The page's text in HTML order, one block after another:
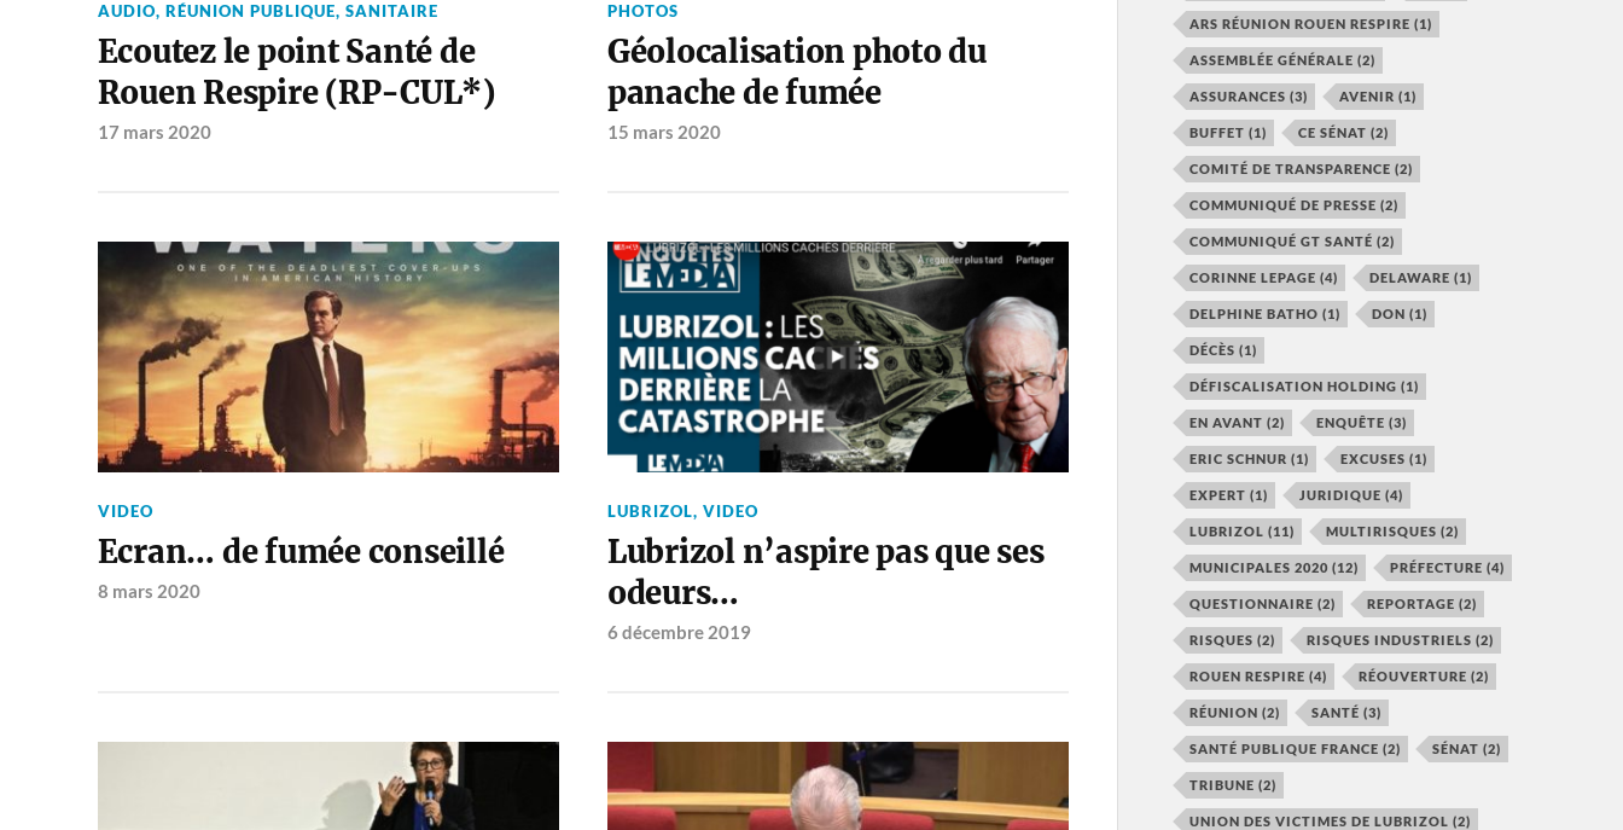
AUDIO, RÉUNION PUBLIQUE, SANITAIRE
Ecoutez le point Santé de
Rouen Respire (RP-CUL*)
17 mars 2020
PHOTOS
Géolocalisation photo du
panache de fumée
15 mars 2020
VIDEO
Ecran… de fumée conseillé
8 mars 2020
LUBRIZOL, VIDEO
Lubrizol n’aspire pas que ses
odeurs…
6 décembre 2019
ARS RÉUNION ROUEN RESPIRE (1)
ASSEMBLÉE GÉNÉRALE (2)
ASSURANCES (3) AVENIR (1)
BUFFET (1) CE SÉNAT (2)
COMITÉ DE TRANSPARENCE (2)
COMMUNIQUÉ DE PRESSE (2)
COMMUNIQUÉ GT SANTÉ (2)
CORINNE LEPAGE (4) DELAWARE (1)
DELPHINE BATHO (1) DON (1)
DÉCÈS (1)
DÉFISCALISATION HOLDING (1)
EN AVANT (2) ENQUÊTE (3)
ERIC SCHNUR (1) EXCUSES (1)
EXPERT (1) JURIDIQUE (4)
LUBRIZOL (11) MULTIRISQUES (2)
MUNICIPALES 2020 (12) PRÉFECTURE (4)
QUESTIONNAIRE (2) REPORTAGE (2)
RISQUES (2) RISQUES INDUSTRIELS (2)
ROUEN RESPIRE (4) RÉOUVERTURE (2)
RÉUNION (2) SANTÉ (3)
SANTÉ PUBLIQUE FRANCE (2) SÉNAT (2)
TRIBUNE (2)
UNION DES VICTIMES DE LUBRIZOL (2)